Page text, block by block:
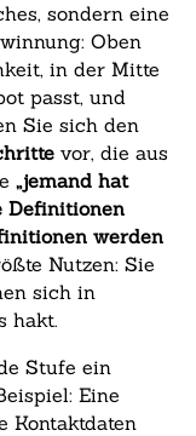
sondern eine
Oben
in der Mitte
passt, und
Sie sich den
vor, die aus
„jemand hat
Definitionen
werden
Nutzen: Sie
sich in
hakt.
Stufe ein
Eine
Kontaktdaten